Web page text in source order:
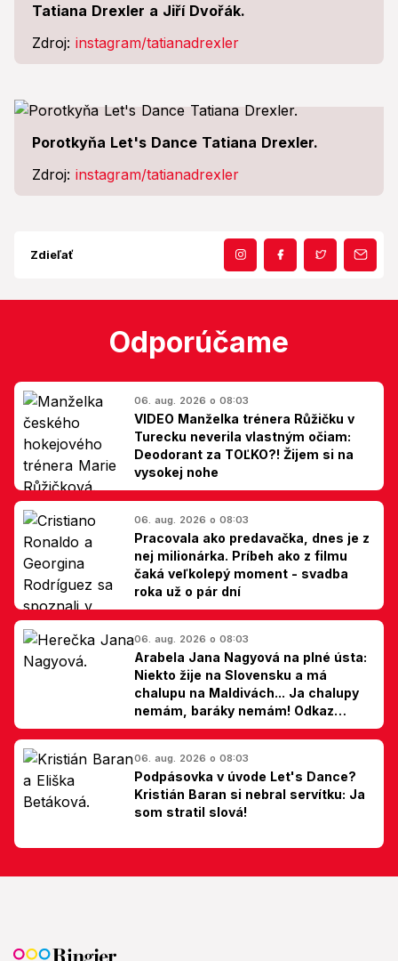
Tatiana Drexler a Jiří Dvořák.
Zdroj: instagram/tatianadrexler
Porotkyňa Let's Dance Tatiana Drexler.
Zdroj: instagram/tatianadrexler
Zdieľať
Odporúčame
06. aug. 2026 o 08:03
VIDEO Manželka trénera Růžičku v
Turecku neverila vlastným očiam:
Deodorant za TOĽKO?! Žijem si na
vysokej nohe
06. aug. 2026 o 08:03
Pracovala ako predavačka, dnes je z
nej milionárka. Príbeh ako z filmu
čaká veľkolepý moment - svadba
roka už o pár dní
06. aug. 2026 o 08:03
Arabela Jana Nagyová na plné ústa:
Niekto žije na Slovensku a má
chalupu na Maldivách... Ja chalupy
nemám, baráky nemám! Odkaz
Slovákom
06. aug. 2026 o 08:03
Podpásovka v úvode Let's Dance?
Kristián Baran si nebral servítku: Ja
som stratil slová!